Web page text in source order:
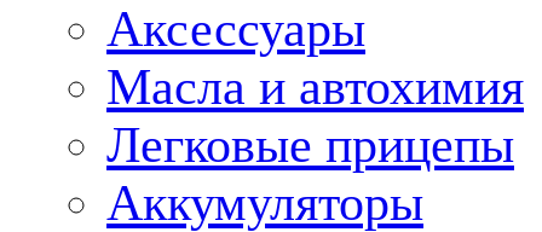
Аксессуары
Масла и автохимия
Легковые прицепы
Аккумуляторы